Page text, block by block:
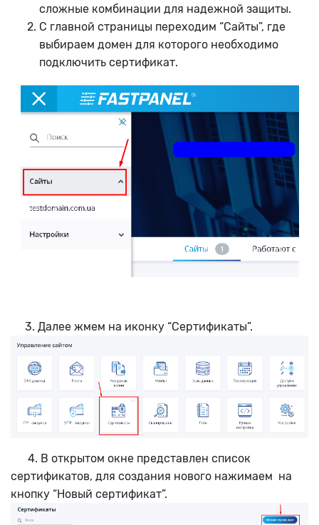
сложные комбинации для надежной защиты.
C главной страницы переходим “Сайты”, где
выбираем домен для которого необходимо
подключить сертификат.
3. Далее жмем на иконку “Сертификаты”.
4. В открытом окне представлен список
сертификатов, для создания нового нажимаем на
кнопку “Новый сертификат”.